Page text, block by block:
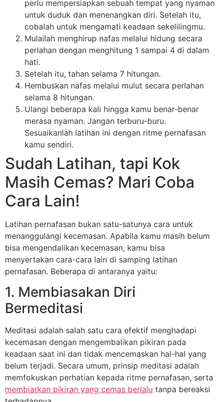
perlu mempersiapkan sebuah tempat yang nyaman
untuk duduk dan menenangkan diri. Setelah itu,
cobalah untuk mengamati keadaan sekelilingmu.
Mulailah menghirup nafas melalui hidung secara
perlahan dengan menghitung 1 sampai 4 di dalam
hati.
Setelah itu, tahan selama 7 hitungan.
Hembuskan nafas melalui mulut secara perlahan
selama 8 hitungan.
Ulangi beberapa kali hingga kamu benar-benar
merasa nyaman. Jangan terburu-buru.
Sesuaikanlah latihan ini dengan ritme pernafasan
kamu sendiri.
Sudah Latihan, tapi Kok
Masih Cemas? Mari Coba
Cara Lain!
Latihan pernafasan bukan satu-satunya cara untuk
menanggulangi kecemasan. Apabila kamu masih belum
bisa mengendalikan kecemasan, kamu bisa
menyertakan cara-cara lain di samping latihan
pernafasan. Beberapa di antaranya yaitu:
1. Membiasakan Diri
Bermeditasi
Meditasi adalah salah satu cara efektif menghadapi
kecemasan dengan mengembalikan pikiran pada
keadaan saat ini dan tidak mencemaskan hal-hal yang
belum terjadi. Secara umum, prinsip meditasi adalah
memfokuskan perhatian kepada ritme pernafasan, serta
membiarkan pikiran yang cemas berlalu tanpa bereaksi